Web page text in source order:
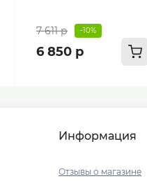
7 611 р -10%
6 850 р
Информация
Отзывы о магазине